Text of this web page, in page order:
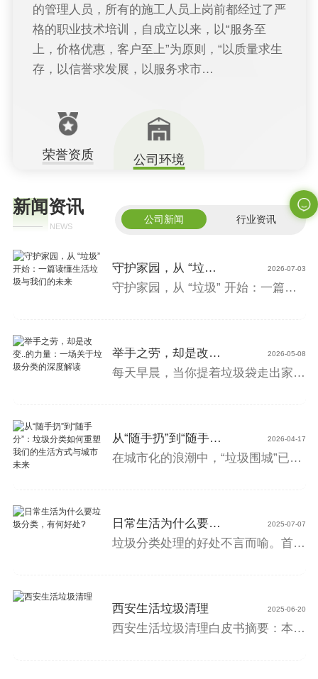
泥进行厌氧消化的小
型处理构筑物。
的管理人员，所有的施工人员上岗前都经过了严
格的职业技术培训，自成立以来，以“服务至
上，价格优惠，客户至上”为原则，“以质量求生
存，以信誉求发展，以服务求市…
荣誉资质 公司环境
新闻资讯
NEWS
常见问题 公司新闻 行业资讯
守护家园，从 “垃圾” 开始：一篇读懂生活垃圾与我们的未来 2026-07-03
守护家园，从 “垃圾” 开始：一篇读懂生活垃圾与我们的未来生活垃圾，是每个人、每个家庭、每..都会产生的 “日常产物”。它看似微小，却悄悄影响着城市环境、公共卫生、资源循环，甚至我们每个人的生活质量。从随手丢弃的塑料袋、外卖盒、旧衣物、果皮纸屑，到废弃家电、包装纸箱 —— 生活垃圾早已不是 “扔掉就完了”，而是现代社会
举手之劳，却是改变..的力量：一场关于垃圾分类的深度解读 2026-05-08
每天早晨，当你提着垃圾袋走出家门，面对那几个颜色各异的垃圾桶时，你是否曾有过一瞬间的犹豫——这个袋子该扔进哪个桶？是蓝色的可回收物，绿色的厨余垃圾，红色的有害垃圾，还是黑色的其他垃圾？如果有过，恭喜你，你已经迈出了垃圾分类的..步——意识。如果没有，也没关系，因为这篇文章就是想和你聊聊，为什么那“多看一眼、多分一次”的
从“随手扔”到“随手分”：垃圾分类如何重塑我们的生活方式与城市未来 2026-04-17
在城市化的浪潮中，“垃圾围城”已成为许多城市的现实困境。垃圾分类不再是一道环保选择题，而是一道生存必答题。为何要分类？垃圾是放错位置的资源。1吨废纸可挽救17棵大树，1吨塑料瓶可回炼600公斤柴油。而混合垃圾无论填埋还是焚烧，都会带来沉重的环境代价。分类，是实现减量化、资源化、无害化的关键一步。四分类标准类别常见物品提
日常生活为什么要垃圾分类，有何好处? 2025-07-07
垃圾分类处理的好处不言而喻。首先，它能够减少垃圾对环境的负面影响。将垃圾分类处理后，可以有效地减少对土地、水源和空气的污染。例如，将厨余垃圾进行分类处理，可以减少有机垃圾在堆填区中腐烂、发臭，减少污染和病菌的滋生。同时，分类处理还可以减少有毒有害物质对环境和人体的危害。 其次，垃圾分类处理有利于资源的回收
西安生活垃圾清理 2025-06-20
西安生活垃圾清理白皮书摘要：本白皮书旨在探究西安市生活垃圾清理的问题，并提出相关解决方案。通过调研和分析，我们发现西安市存在着生活垃圾分类不够严格、收运不够规范等问题。为了改善这些问题，我们建议加强监管力度、推广垃圾分类知识、引入智能化技术等。一、问题概述西安是一个历史文化名城，也是一个现代化城市。但是，随着城市的发展